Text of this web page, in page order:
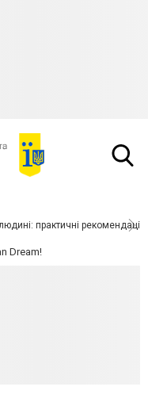
практичні рекомендації
Dream!